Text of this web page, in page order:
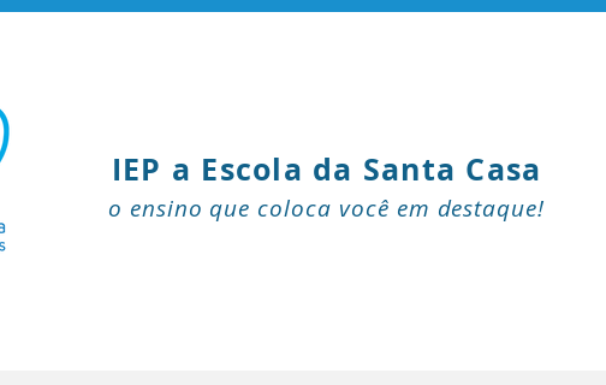
IEP a Escola da Santa Casa
o ensino que coloca você em destaque!